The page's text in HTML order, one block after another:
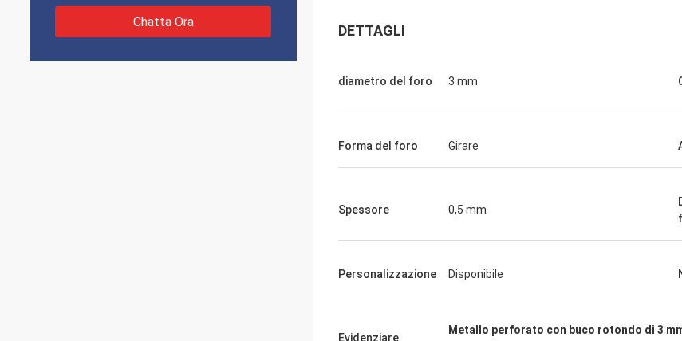
Chatta Ora
DETTAGLI
diametro del foro 3 mm
Forma del foro Girare
Spessore 0,5 mm
Personalizzazione Disponibile
Evidenziare
Metallo perforato con buco rotondo di 3